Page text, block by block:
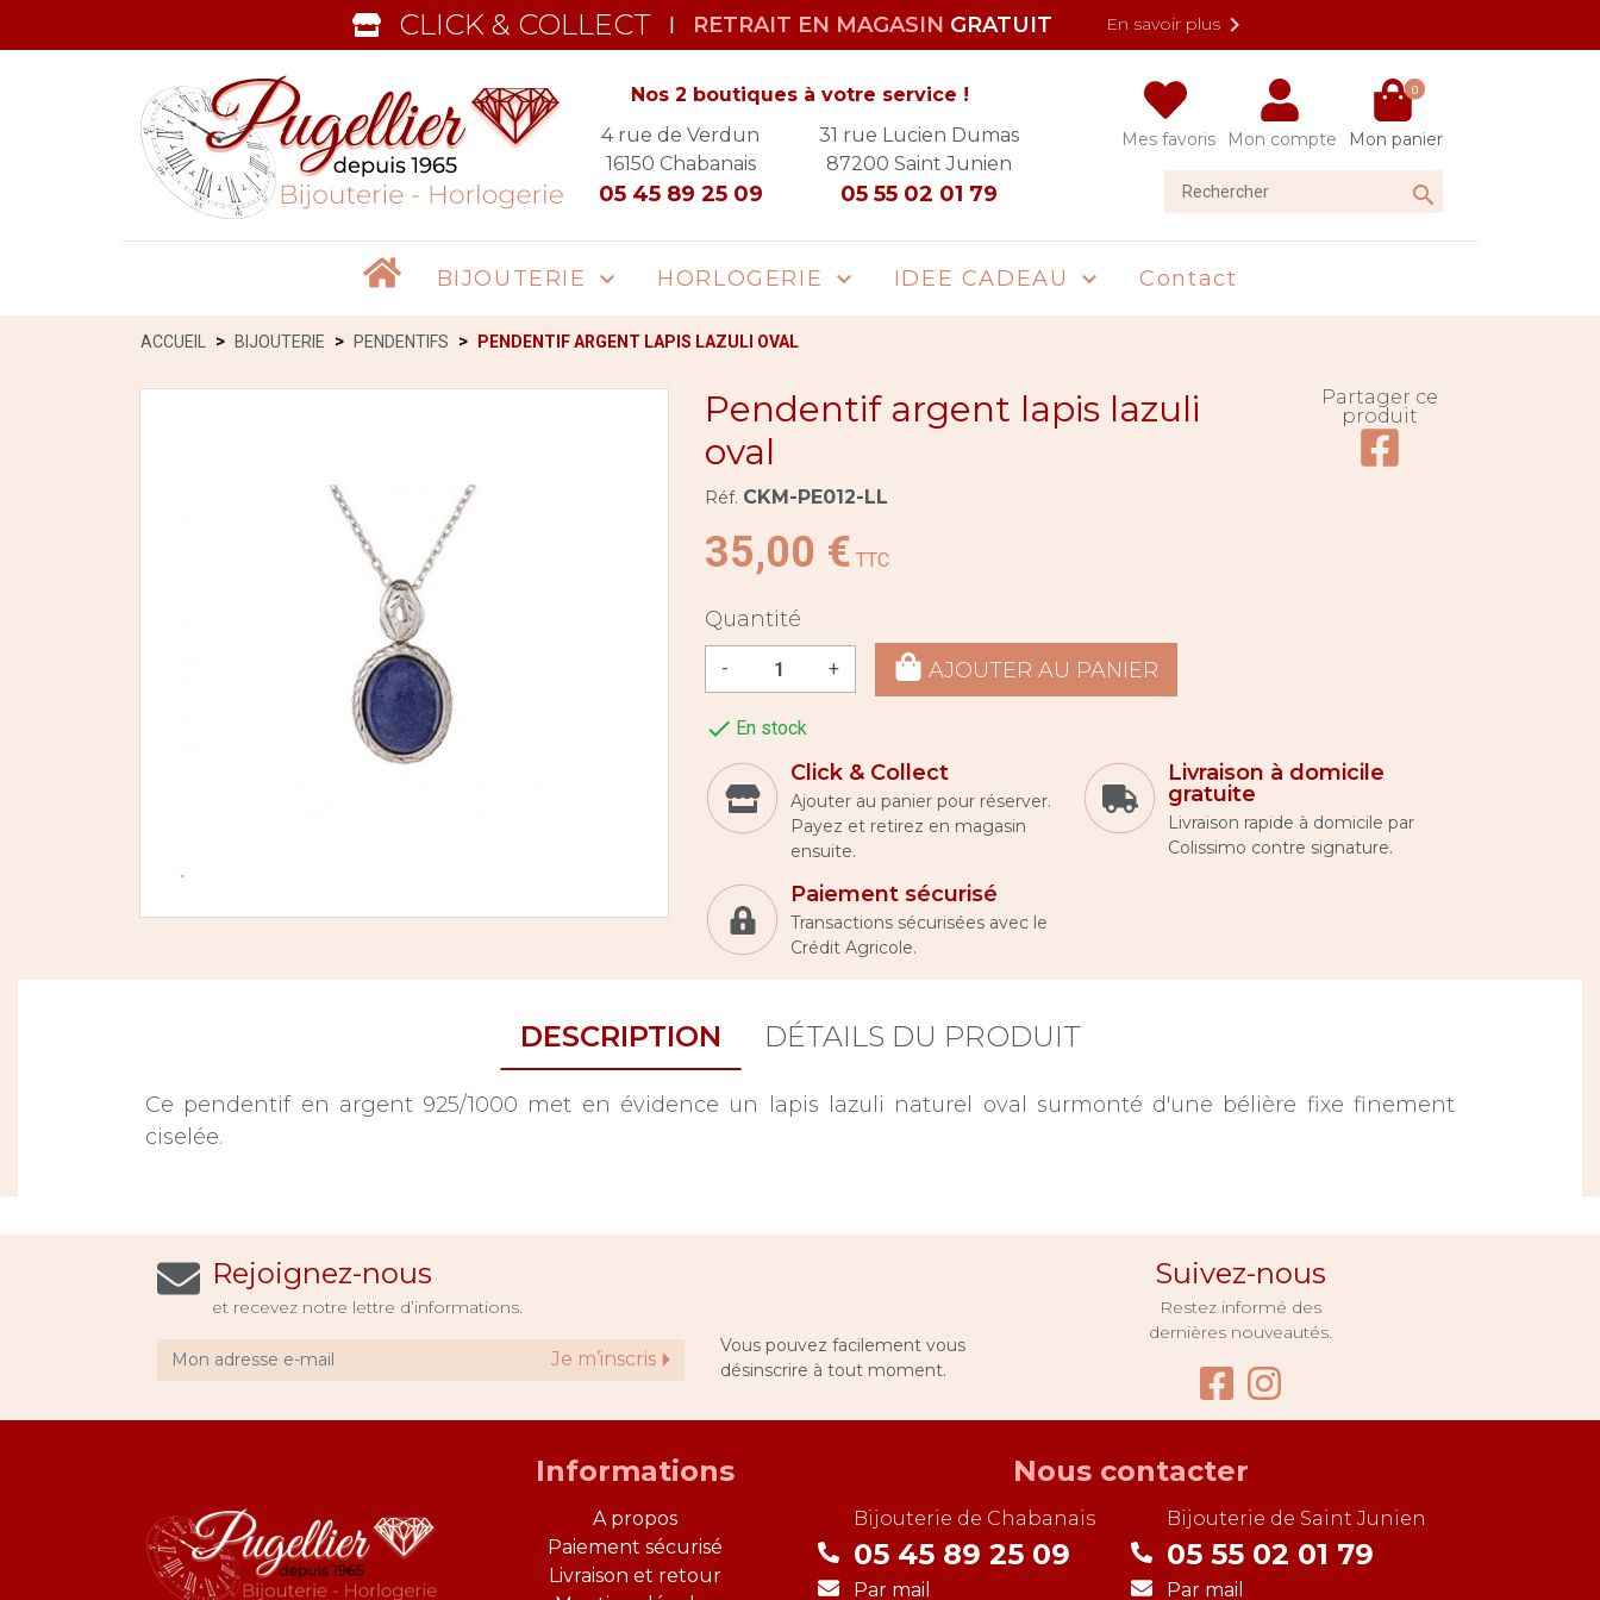
CLICK & COLLECT | RETRAIT EN MAGASIN GRATUIT En savoir plus
Nos 2 boutiques à votre service !
4 rue de Verdun
16150 Chabanais
05 45 89 25 09
31 rue Lucien Dumas
87200 Saint Junien
05 55 02 01 79
Mes favoris Mon compte
0
Mon panier

Rechercher
Accueil
BIJOUTERIE  HORLOGERIE  IDEE CADEAU  Contact
ACCUEIL BIJOUTERIE PENDENTIFS PENDENTIF ARGENT LAPIS LAZULI OVAL
Pendentif argent lapis lazuli
oval
Réf. CKM-PE012-LL
35,00 € TTC
Partager ce
produit
Quantité
- + AJOUTER AU PANIER
 En stock
Click & Collect
Ajouter au panier pour réserver.
Payez et retirez en magasin
ensuite.
Livraison à domicile
gratuite
Livraison rapide à domicile par
Colissimo contre signature.
Paiement sécurisé
Transactions sécurisées avec le
Crédit Agricole.
DESCRIPTION DÉTAILS DU PRODUIT
Ce pendentif en argent 925/1000 met en évidence un lapis lazuli naturel oval surmonté d'une bélière fixe finement
ciselée.
Rejoignez-nous
et recevez notre lettre d’informations.
Je m’inscris
Vous pouvez facilement vous
désinscrire à tout moment.
Suivez-nous
Restez informé des
dernières nouveautés.
Facebook Bijouterie
Informations
A propos
Paiement sécurisé
Livraison et retour
Nous contacter
Bijouterie de Chabanais
05 45 89 25 09
Par mail
Bijouterie de Saint Junien
05 55 02 01 79
Par mail